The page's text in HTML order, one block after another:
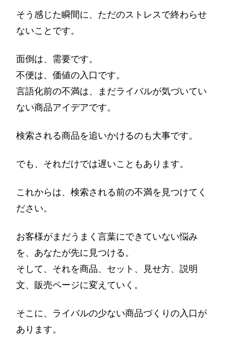
そう感じた瞬間に、ただのストレスで終わらせ
ないことです。
面倒は、需要です。
不便は、価値の入口です。
言語化前の不満は、まだライバルが気づいてい
ない商品アイデアです。
検索される商品を追いかけるのも大事です。
でも、それだけでは遅いこともあります。
これからは、検索される前の不満を見つけてく
ださい。
お客様がまだうまく言葉にできていない悩み
を、あなたが先に見つける。
そして、それを商品、セット、見せ方、説明
文、販売ページに変えていく。
そこに、ライバルの少ない商品づくりの入口が
あります。